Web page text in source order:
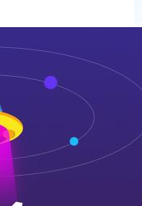
个家庭的生活水平逐渐提
现之前老一代的传统教育
建立良好的夫妻和亲子关系
家庭教育。 项目简介 每周
以进行专题讲解和疑难问题
极向上。 3、正确认识孩